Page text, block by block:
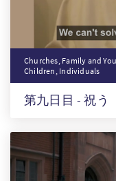
Churches, Family and
Children, Individuals
第九日目 - 祝う